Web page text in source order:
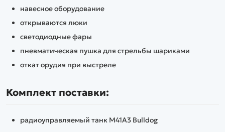
навесное оборудование
открываются люки
светодиодные фары
пневматическая пушка для стрельбы шариками
откат орудия при выстреле
Комплект поставки:
радиоуправляемый танк M41A3 Bulldog